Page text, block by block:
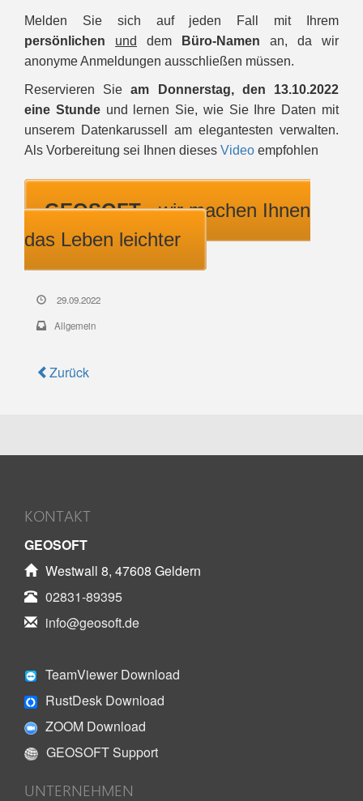
Melden Sie sich auf jeden Fall mit Ihrem
persönlichen
und dem Büro-Namen an, da wir
anonyme Anmeldungen ausschließen müssen.
Reservieren Sieam Donnerstag, den 13.10.2022
eine Stundeund lernen Sie, wie Sie Ihre Daten mit
unserem Datenkarussell am elegantesten verwalten.
Als Vorbereitung sei Ihnen dieses Video empfohlen
GEOSOFT- wir machen Ihnen
das Leben leichter
29.09.2022
Allgemein
Zurück
KONTAKT
GEOSOFT
Westwall 8, 47608 Geldern
02831-89395
info@geosoft.de
TeamViewer Download
RustDesk Download
ZOOM Download
GEOSOFT Support
UNTERNEHMEN